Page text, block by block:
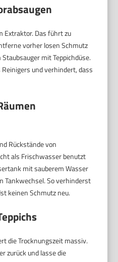
Extraktor. Das führt zu
vorher losen Schmutz
mit Teppichdüse.
und verhindert, dass
Rückstände von
als Frischwasser benutzt
mit sauberem Wasser
Tankwechsel. So verhinderst
keinen Schmutz neu.
die Trocknungszeit massiv.
zurück und lasse die